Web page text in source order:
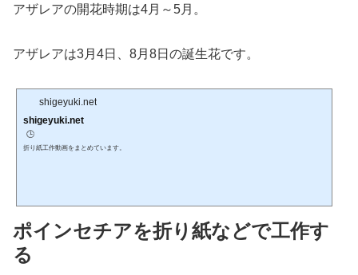
アザレアの開花時期は4月～5月。
アザレアは3月4日、8月8日の誕生花です。
shigeyuki.net
shigeyuki.net
🕒️
折り紙工作動画をまとめています。
ポインセチアを折り紙などで工作す
る